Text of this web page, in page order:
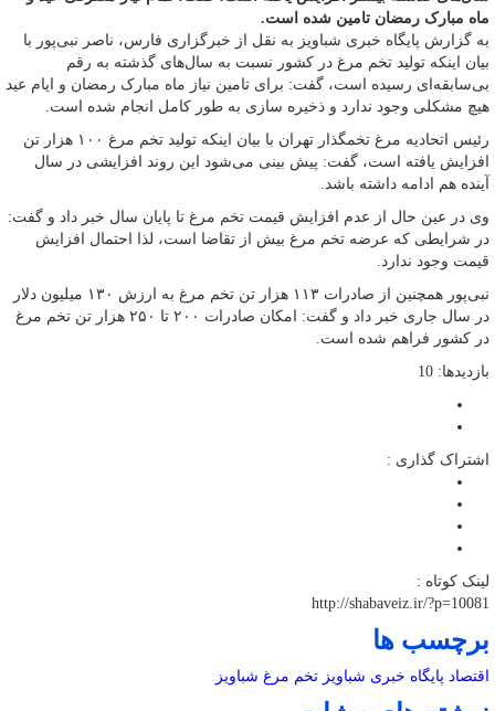
ماه مبارک رمضان تامین شده است.
به گزارش پایگاه خبری شباویز به نقل از خبرگزاری فارس، ناصر نبی‌پور با
بیان اینکه تولید تخم مرغ در کشور نسبت به سال‌های گذشته به رقم
بی‌سابقه‌ای رسیده است، گفت: برای تامین نیاز ماه مبارک رمضان و ایام عید
هیچ مشکلی وجود ندارد و ذخیره سازی به طور کامل انجام شده است.
رئیس اتحادیه مرغ تخمگذار تهران با بیان اینکه تولید تخم مرغ ۱۰۰ هزار تن
افزایش یافته است، گفت: پیش بینی می‌شود این روند افزایشی در سال
آینده هم ادامه داشته باشد.
وی در عین حال از عدم افزایش قیمت تخم مرغ تا پایان سال خبر داد و گفت:
در شرایطی که عرضه تخم مرغ بیش از تقاضا است، لذا احتمال افزایش
قیمت وجود ندارد.
نبی‌پور همچنین از صادرات ۱۱۳ هزار تن تخم مرغ به ارزش ۱۳۰ میلیون دلار
در سال جاری خبر داد و گفت: امکان صادرات ۲۰۰ تا ۲۵۰ هزار تن تخم مرغ
در کشور فراهم شده است.
بازدیدها: 10
اشتراک گذاری :
لینک کوتاه :
http://shabaveiz.ir/?p=10081
برچسب ها
اقتصاد پایگاه خبری شباویز تخم مرغ شباویز